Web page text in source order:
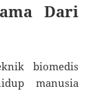
Dari
biomedis
manusia